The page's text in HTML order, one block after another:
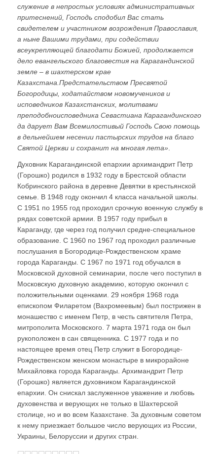
служение в непростых условиях административных
притеснений, Господь сподобил Вас стать
свидетелем и участником возрождения Православия,
а ныне Вашими трудами, при содействии
всеукрепляющей благодати Божией, продолжается
дело евангельского благовестия на Карагандинской
земле – в шахтерском крае
Казахстана.Предстательством Пресвятой
Богородицы, ходатайством новомучеников и
исповедников Казахстанских, молитвами
преподобноисповедника Севастиана Карагандинского
да дарует Вам Всемилостивый Господь Свою помощь
в дельнейшем несении пастырских трудов на благо
Святой Церкви и сохранит на многая лета»
Духовник Карагандинской епархии архимандрит Петр
(Горошко) родился в 1932 году в Брестской области
Кобринского района в деревне Девятки в крестьянской
семье. В 1948 году окончил 4 класса начальной школы.
С 1951 по 1955 год проходил срочную военную службу в
рядах советской армии. В 1957 году прибыл в
Караганду, где через год получил средне-специальное
образование. С 1960 по 1967 год проходил различные
послушания в Богородице-Рождественском храме
города Караганды. С 1967 по 1971 год обучался в
Московской духовной семинарии, после чего поступил в
Московскую духовную академию, которую окончил с
положительными оценками. 29 ноября 1968 года
епископом Филаретом (Вахромеевым) был пострижен в
монашество с именем Петр, в честь святителя Петра,
митрополита Московского. 7 марта 1971 года он был
рукоположен в сан священника. С 1977 года и по
настоящее время отец Петр служит в Богородице-
Рождественском женском монастыре в микрорайоне
Михайловка города Караганды. Архимандрит Петр
(Горошко) является духовником Карагандинской
епархии. Он снискал заслуженное уважение и любовь
духовенства и верующих не только в Шахтерской
столице, но и во всем Казахстане. За духовным советом
к нему приезжает большое число верующих из России,
Украины, Белоруссии и других стран.